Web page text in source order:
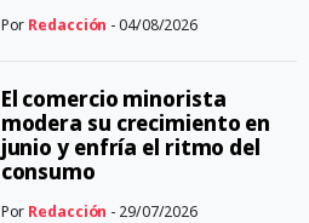
Por Redacción - 04/08/2026
El comercio minorista
modera su crecimiento en
junio y enfría el ritmo del
consumo
Por Redacción - 29/07/2026